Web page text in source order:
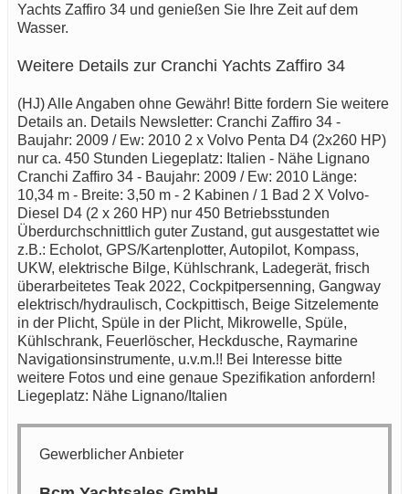
Yachts Zaffiro 34 und genießen Sie Ihre Zeit auf dem
Wasser.
Weitere Details zur Cranchi Yachts Zaffiro 34
(HJ) Alle Angaben ohne Gewähr! Bitte fordern Sie weitere
Details an. Details Newsletter: Cranchi Zaffiro 34 -
Baujahr: 2009 / Ew: 2010 2 x Volvo Penta D4 (2x260 HP)
nur ca. 450 Stunden Liegeplatz: Italien - Nähe Lignano
Cranchi Zaffiro 34 - Baujahr: 2009 / Ew: 2010 Länge:
10,34 m - Breite: 3,50 m - 2 Kabinen / 1 Bad 2 X Volvo-
Diesel D4 (2 x 260 HP) nur 450 Betriebsstunden
Überdurchschnittlich guter Zustand, gut ausgestattet wie
z.B.: Echolot, GPS/Kartenplotter, Autopilot, Kompass,
UKW, elektrische Bilge, Kühlschrank, Ladegerät, frisch
überarbeitetes Teak 2022, Cockpitpersenning, Gangway
elektrisch/hydraulisch, Cockpittisch, Beige Sitzelemente
in der Plicht, Spüle in der Plicht, Mikrowelle, Spüle,
Kühlschrank, Feuerlöscher, Heckdusche, Raymarine
Navigationsinstrumente, u.v.m.!! Bei Interesse bitte
weitere Fotos und eine genaue Spezifikation anfordern!
Liegeplatz: Nähe Lignano/Italien
Gewerblicher Anbieter